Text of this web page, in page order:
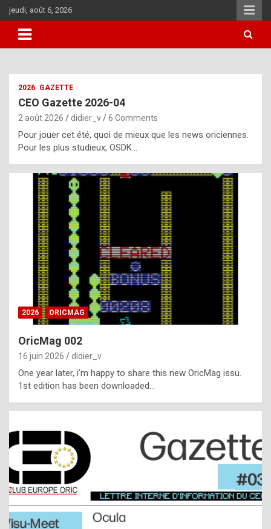
Skip
to
content
jeudi, août 6, 2026
i
u
l
y
d
i
ff
i
l
t
t
s
t
2026 GAZETTE
CEO Gazette 2026-04
2 août 2026 didier_v 6 Comments
Pour jouer cet été, quoi de mieux que les news oriciennes.
Pour les plus studieux, OSDK…
2026 ORICMAG
OricMag 002
16 juin 2026 didier_v
One year later, i’m happy to share this new OricMag issu.
1st edition has been downloaded…